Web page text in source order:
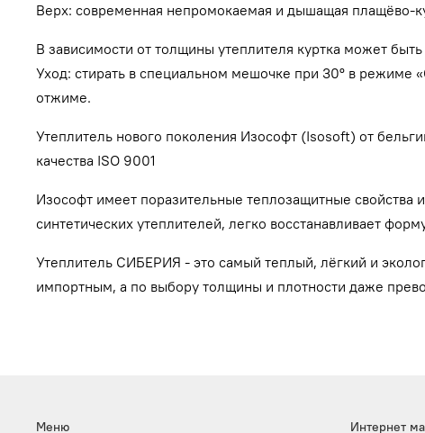
Верх: современная непромокаемая и дышащая плащёво-
В зависимости от толщины утеплителя куртка может
Уход: cтирать в специальном мешочке при 30º в режиме
отжиме.
Утеплитель нового поколения Изософт (Isosoft) от
качества ISO 9001
Изософт имеет поразительные теплозащитные
синтетических утеплителей, легко восстанавливает
Утеплитель СИБЕРИЯ - это самый теплый, лёгкий и
импортным, а по выбору толщины и плотности даже
Меню Интернет